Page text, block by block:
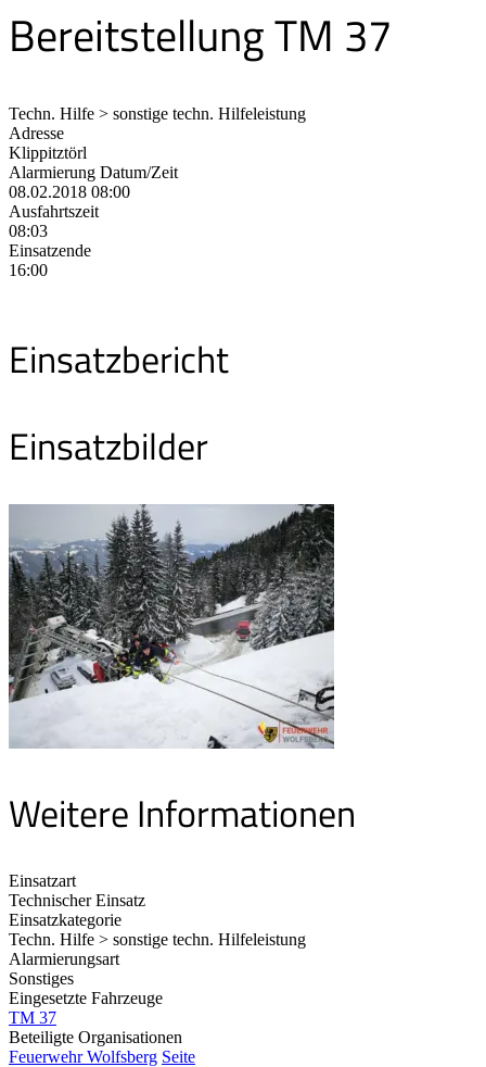
Bereitstellung TM 37
Techn. Hilfe > sonstige techn. Hilfeleistung
Adresse
Klippitztörl
Alarmierung Datum/Zeit
08.02.2018 08:00
Ausfahrtszeit
08:03
Einsatzende
16:00
Einsatzbericht
Einsatzbilder
Weitere Informationen
Einsatzart
Technischer Einsatz
Einsatzkategorie
Techn. Hilfe > sonstige techn. Hilfeleistung
Alarmierungsart
Sonstiges
Eingesetzte Fahrzeuge
TM 37
Beteiligte Organisationen
Feuerwehr Wolfsberg Seite